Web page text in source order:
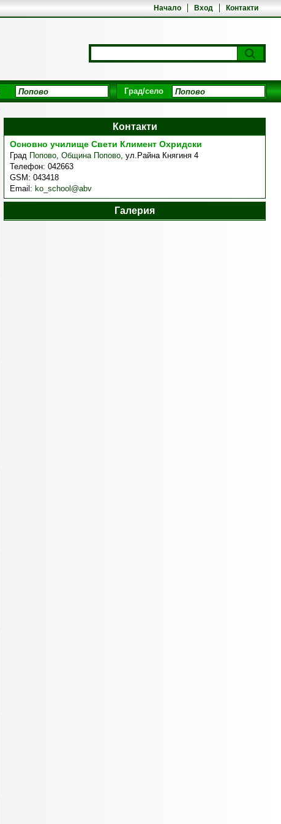
Начало Вход Контакти
Град/село
Контакти
Основно училище Свети Климент Охридски
Град Попово, Община Попово, ул.Райна Княгиня 4
Телефон: 042663
GSM: 043418
Email: ko_school@abv
Галерия